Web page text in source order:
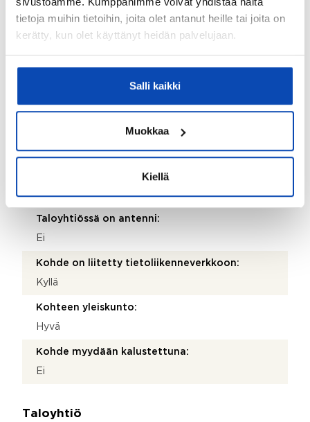
tietoja muihin tietoihin, joita olet antanut heille tai joita on
kerätty, kun olet käyttänyt heidän palvelujaan.
Salli kaikki
Muokkaa
Kiellä
Kyllä
Laminaatissa on kuprua ja kulumista parvekkeen
oven edustalla.
Kohteen säilytystilat:
Seinäkaapit ja kellarikomero
Kohteessa on satelliittiantenni:
Ei
Taloyhtiössä on antenni:
Ei
Kohde on liitetty tietoliikenneverkkoon:
Kyllä
Kohteen yleiskunto:
Hyvä
Kohde myydään kalustettuna:
Ei
Taloyhtiö